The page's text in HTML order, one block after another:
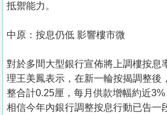
抵禦能力。
中原：按息仍低 影響樓市微
對於多間大型銀行宣佈將上調樓按息
理王美鳳表示，在新一輪按揭調整後
整合計0.25厘，每月供款增幅約近3%
相信今年內銀行調整按息行動已告一